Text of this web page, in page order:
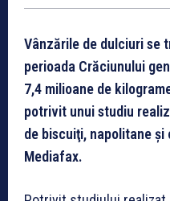
Vânzările de dulciuri se
perioada Crăciunului
7,4 milioane de
potrivit unui studiu
de biscuiţi, napolitane
Mediafax.